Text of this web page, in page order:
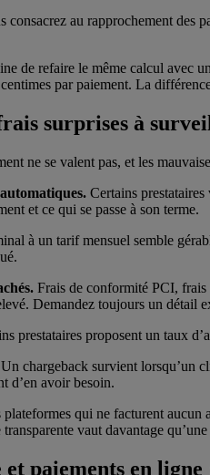
au rapprochement des
de refaire le même calcul avec
par paiement. La
surprises à
ne se valent pas, et les
Certains
et ce qui se passe à son terme.
à un tarif mensuel semble
Frais de conformité PCI, frais
Demandez toujours un détail
prestataires proposent un taux
Un chargeback survient lorsqu’un
d’en avoir besoin.
plateformes qui ne facturent aucun
vaut davantage
et paiements en